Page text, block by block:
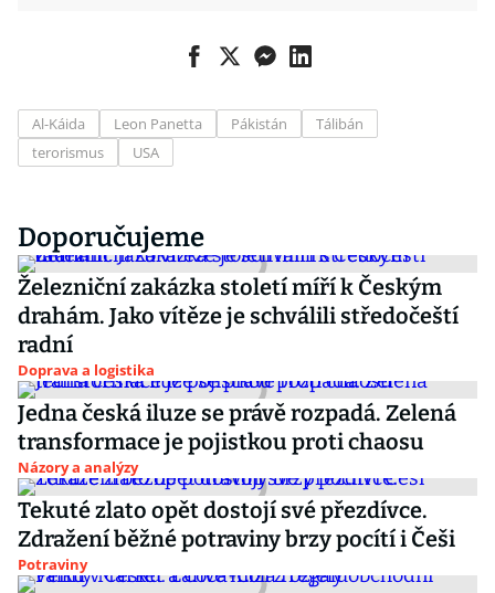
Al-Káida Leon Panetta Pákistán
Tálibán
terorismus
USA
Doporučujeme
Železniční zakázka století míří k Českým
drahám. Jako vítěze je schválili středočeští
radní
Doprava a logistika
Jedna česká iluze se právě rozpadá. Zelená
transformace je pojistkou proti chaosu
Názory a analýzy
Tekuté zlato opět dostojí své přezdívce.
Zdražení běžné potraviny brzy pocítí i Češi
Potraviny